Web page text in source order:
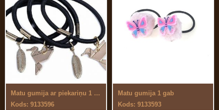
Matu gumija ar piekariņu 1 gab.
Kods: 9133596
Matu gumija 1 gab
Kods: 9133593